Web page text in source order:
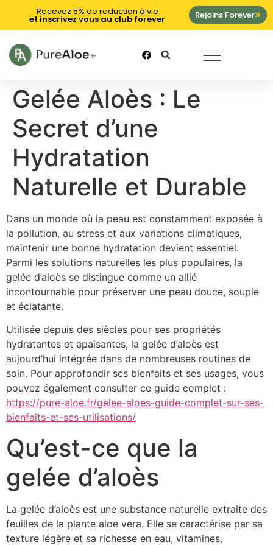
Recevez 5% de reduction à vie
et inscrivez vous au club forever Rejoins Forever
Gelée Aloès : Le
Secret d’une
Hydratation
Naturelle et Durable
Dans un monde où la peau est constamment exposée à
la pollution, au stress et aux variations climatiques,
maintenir une bonne hydratation devient essentiel.
Parmi les solutions naturelles les plus populaires, la
gelée d’aloès se distingue comme un allié
incontournable pour préserver une peau douce, souple
et éclatante.
Utilisée depuis des siècles pour ses propriétés
hydratantes et apaisantes, la gelée d’aloès est
aujourd’hui intégrée dans de nombreuses routines de
soin. Pour approfondir ses bienfaits et ses usages, vous
pouvez également consulter ce guide complet :
https://pure-aloe.fr/gelee-aloes-guide-complet-sur-ses-
bienfaits-et-ses-utilisations/
Qu’est-ce que la
gelée d’aloès
La gelée d’aloès est une substance naturelle extraite des
feuilles de la plante aloe vera. Elle se caractérise par sa
texture légère et sa richesse en eau, vitamines,